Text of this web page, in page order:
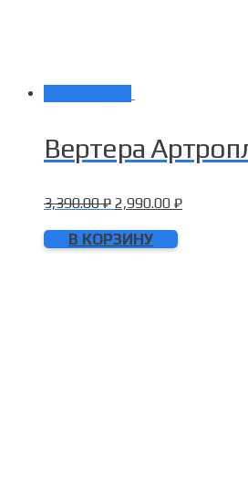
Вертера
3,390.00₽ 2,990.00 ₽
В КОРЗИНУ